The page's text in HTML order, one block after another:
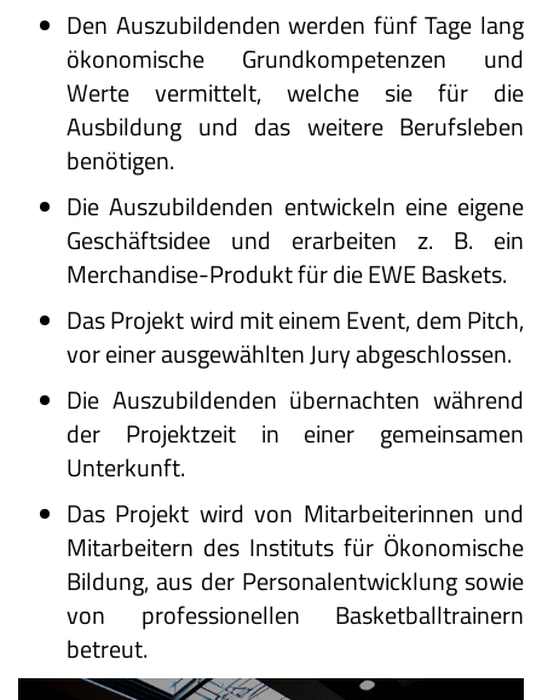
Den Auszubildenden werden fünf Tage lang
ökonomische Grundkompetenzen und
Werte vermittelt, welche sie für die
Ausbildung und das weitere Berufsleben
benötigen.
Die Auszubildenden entwickeln eine eigene
Geschäftsidee und erarbeiten z. B. ein
Merchandise-Produkt für die EWE Baskets.
Das Projekt wird mit einem Event, dem Pitch,
vor einer ausgewählten Jury abgeschlossen.
Die Auszubildenden übernachten während
der Projektzeit in einer gemeinsamen
Unterkunft.
Das Projekt wird von Mitarbeiterinnen und
Mitarbeitern des Instituts für Ökonomische
Bildung, aus der Personalentwicklung sowie
von professionellen Basketballtrainern
betreut.